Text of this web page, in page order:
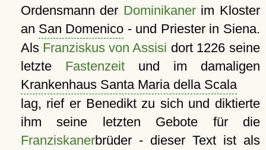
Ordensmann der Dominikanerim Kloster
an San Domenico - und Priester in Siena.
Als Franziskus von Assisi dort 1226 seine
letzte Fastenzeitund im damaligen
Krankenhaus Santa Maria della Scala
lag, rief er Benedikt zu sich und diktierte
ihm seine letzten Gebote für die
Franziskanerbrüder - dieser Text ist als